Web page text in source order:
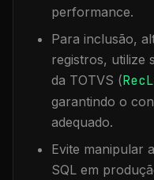
performance.
Para inclusão,
registros, utilize
da TOTVS (
garantindo o
adequado.
Evite manipular
SQL em